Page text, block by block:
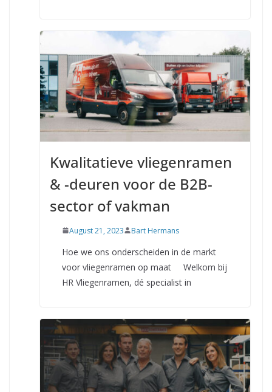
Kwalitatieve vliegenramen
& -deuren voor de B2B-
sector of vakman
August 21, 2023 Bart Hermans
Hoe we ons onderscheiden in de markt
voor vliegenramen op maat Welkom bij
HR Vliegenramen, dé specialist in